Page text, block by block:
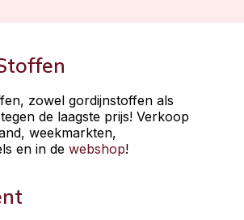
zowel gordijnstoffen als
de laagste prijs! Verkoop
weekmarkten,
en in de webshop!